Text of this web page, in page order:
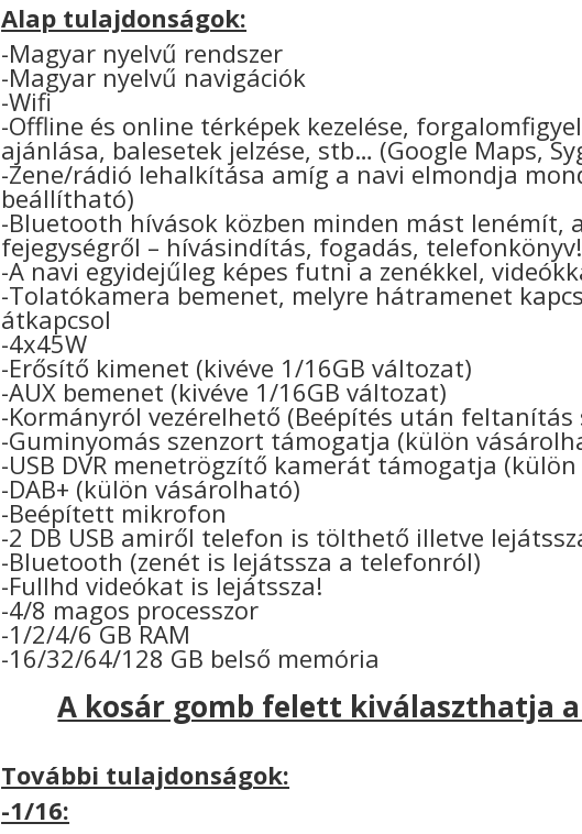
Alap tulajdonságok:
-Magyar nyelvű rendszer
-Magyar nyelvű navigációk
-Wifi
-Offline és online térképek kezelése,
ajánlása, balesetek jelzése, stb… (Google Maps,
-Zene/rádió lehalkítása amíg a navi elmondja
beállítható)
-Bluetooth hívások közben minden mást lenémít,
fejegységről – hívásindítás, fogadás, telefonkönyv!
-A navi egyidejűleg képes futni a zenékkel,
-Tolatókamera bemenet, melyre hátramenet
átkapcsol
-4x45W
-Erősítő kimenet (kivéve 1/16GB változat)
-AUX bemenet (kivéve 1/16GB változat)
-Kormányról vezérelhető (Beépítés után feltanítás
-Guminyomás szenzort támogatja (külön
-USB DVR menetrögzítő kamerát támogatja
-DAB+ (külön vásárolható)
-Beépített mikrofon
-2 DB USB amiről telefon is tölthető illetve
-Bluetooth (zenét is lejátssza a telefonról)
-Fullhd videókat is lejátssza!
-4/8 magos processzor
-1/2/4/6 GB RAM
-16/32/64/128 GB belső memória
A kosár gomb felett kiválaszthatja
További tulajdonságok:
-1/16: